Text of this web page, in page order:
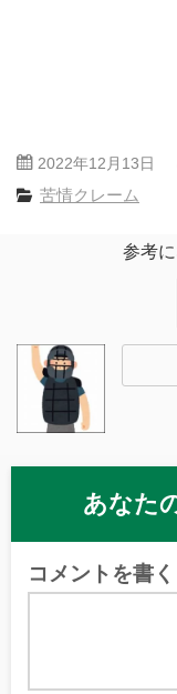
2022年12月13日
苦情クレーム
参考
あなた
コメントを書く